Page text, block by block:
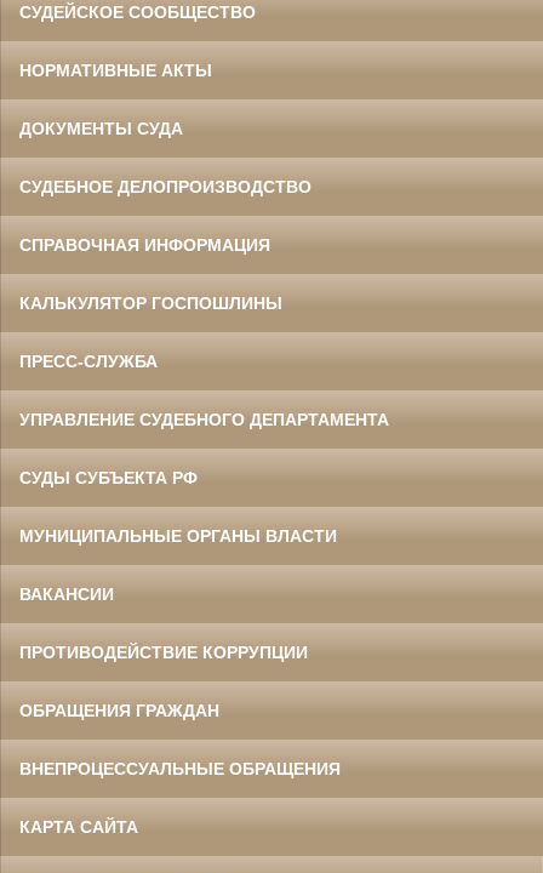
СУДЕЙСКОЕ СООБЩЕСТВО
НОРМАТИВНЫЕ АКТЫ
ДОКУМЕНТЫ СУДА
СУДЕБНОЕ ДЕЛОПРОИЗВОДСТВО
СПРАВОЧНАЯ ИНФОРМАЦИЯ
КАЛЬКУЛЯТОР ГОСПОШЛИНЫ
ПРЕСС-СЛУЖБА
УПРАВЛЕНИЕ СУДЕБНОГО ДЕПАРТАМЕНТА
СУДЫ СУБЪЕКТА РФ
МУНИЦИПАЛЬНЫЕ ОРГАНЫ ВЛАСТИ
ВАКАНСИИ
ПРОТИВОДЕЙСТВИЕ КОРРУПЦИИ
ОБРАЩЕНИЯ ГРАЖДАН
ВНЕПРОЦЕССУАЛЬНЫЕ ОБРАЩЕНИЯ
КАРТА САЙТА